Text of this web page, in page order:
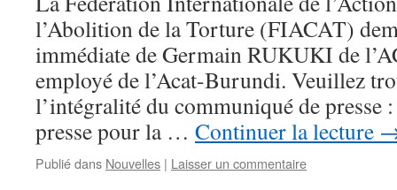
l’Abolition de la Torture (FIACAT)
immédiate de Germain RUKUKI de
employé de l’Acat-Burundi. Veuillez
l’intégralité du communiqué de presse
presse pour la … Continuer la lecture
Publié dans Nouvelles | Laisser un commentaire